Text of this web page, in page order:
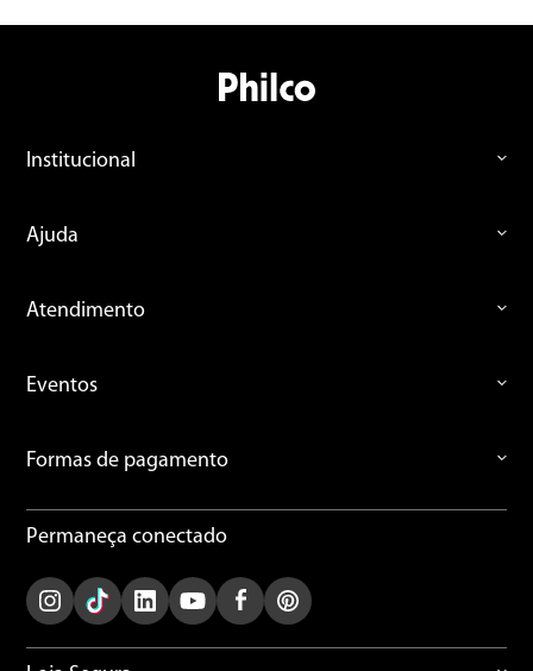
Institucional
Ajuda
Atendimento
Eventos
Formas de pagamento
Permaneça conectado